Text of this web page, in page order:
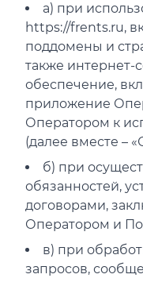
а) при
https://frents.ru,
поддомены и
также
обеспечение,
приложение
Оператором к
(далее вместе –
б) при
обязанностей,
договорами,
Оператором и
в) при
запросов,